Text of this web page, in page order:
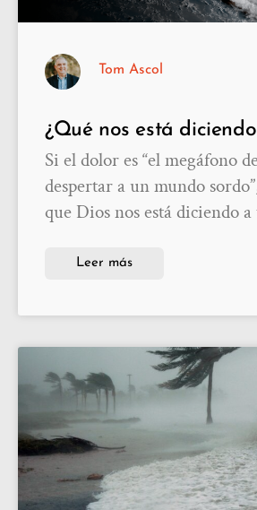
¿Qué nos está
Si el dolor es “el megáfono
despertar a un mundo
que Dios nos está diciendo a
Leer más
Tom Ascol